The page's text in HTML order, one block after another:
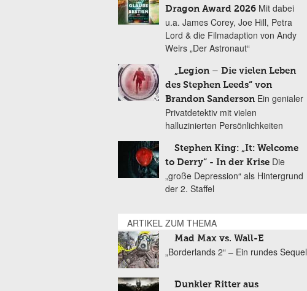
Dragon Award 2026 Mit dabei
u.a. James Corey, Joe Hill, Petra
Lord & die Filmadaption von Andy
Weirs „Der Astronaut“
„Legion – Die vielen Leben
des Stephen Leeds“ von
Brandon Sanderson Ein genialer
Privatdetektiv mit vielen
halluzinierten Persönlichkeiten
Stephen King: „It: Welcome
to Derry“ - In der Krise Die
„große Depression“ als Hintergrund
der 2. Staffel
ARTIKEL ZUM THEMA
Mad Max vs. Wall-E
„Borderlands 2“ – Ein rundes Sequel
Dunkler Ritter aus